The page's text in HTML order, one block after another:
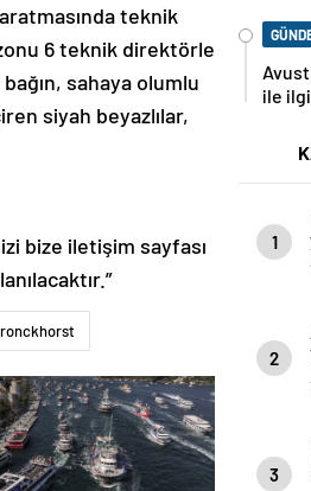
teknik
6 teknik direktörle
sahaya olumlu
siyah beyazlılar,
bize iletişim sayfası
ile
1
2
3